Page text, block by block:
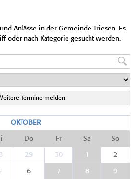
Anlässe in der Gemeinde Triesen. Es
oder nach Kategorie gesucht werden.
Termine melden
OKTOBER
Do Fr Sa So
29 30 1 2
6 7 8 9